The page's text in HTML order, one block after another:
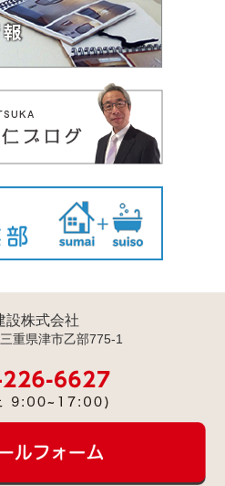
設株式会社
重県津市乙部775-1